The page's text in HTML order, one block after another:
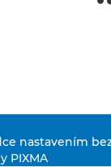
nastavením
PIXMA